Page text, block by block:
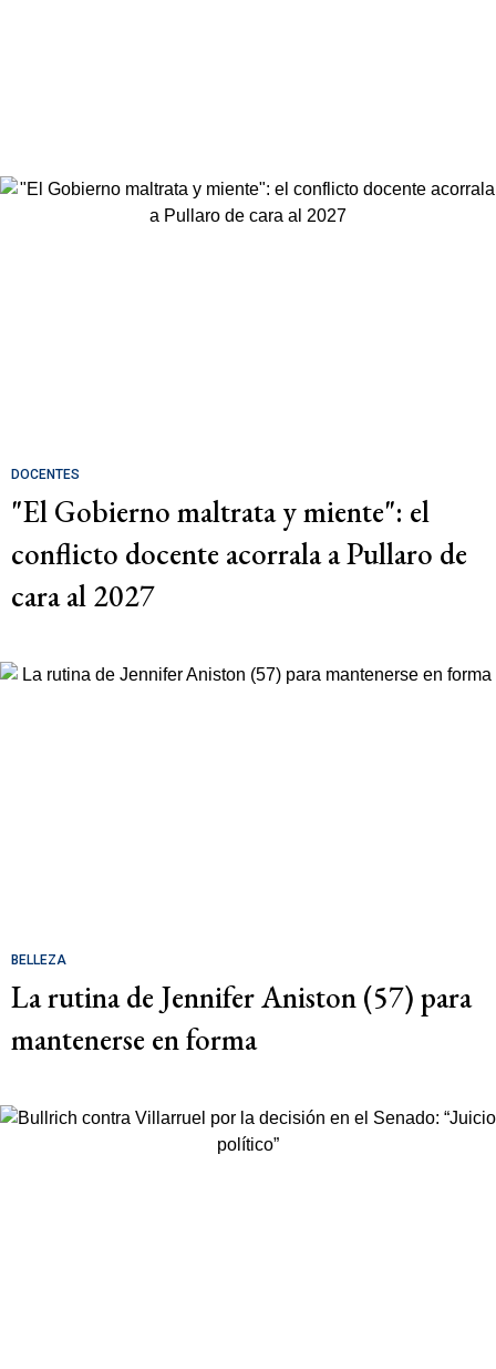
DOCENTES
"El Gobierno maltrata y miente": el
conflicto docente acorrala a Pullaro de
cara al 2027
BELLEZA
La rutina de Jennifer Aniston (57) para
mantenerse en forma